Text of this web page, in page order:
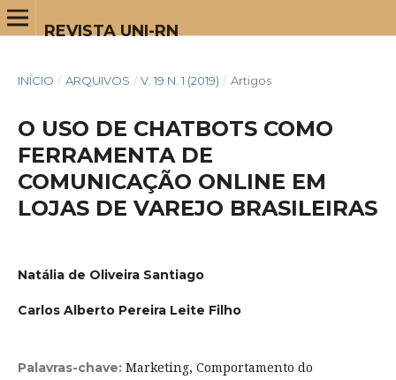
REVISTA UNI-RN
INÍCIO / ARQUIVOS / V. 19 N. 1 (2019) / Artigos
O USO DE CHATBOTS COMO
FERRAMENTA DE
COMUNICAÇÃO ONLINE EM
LOJAS DE VAREJO BRASILEIRAS
Natália de Oliveira Santiago
Carlos Alberto Pereira Leite Filho
Palavras-chave: Marketing, Comportamento do